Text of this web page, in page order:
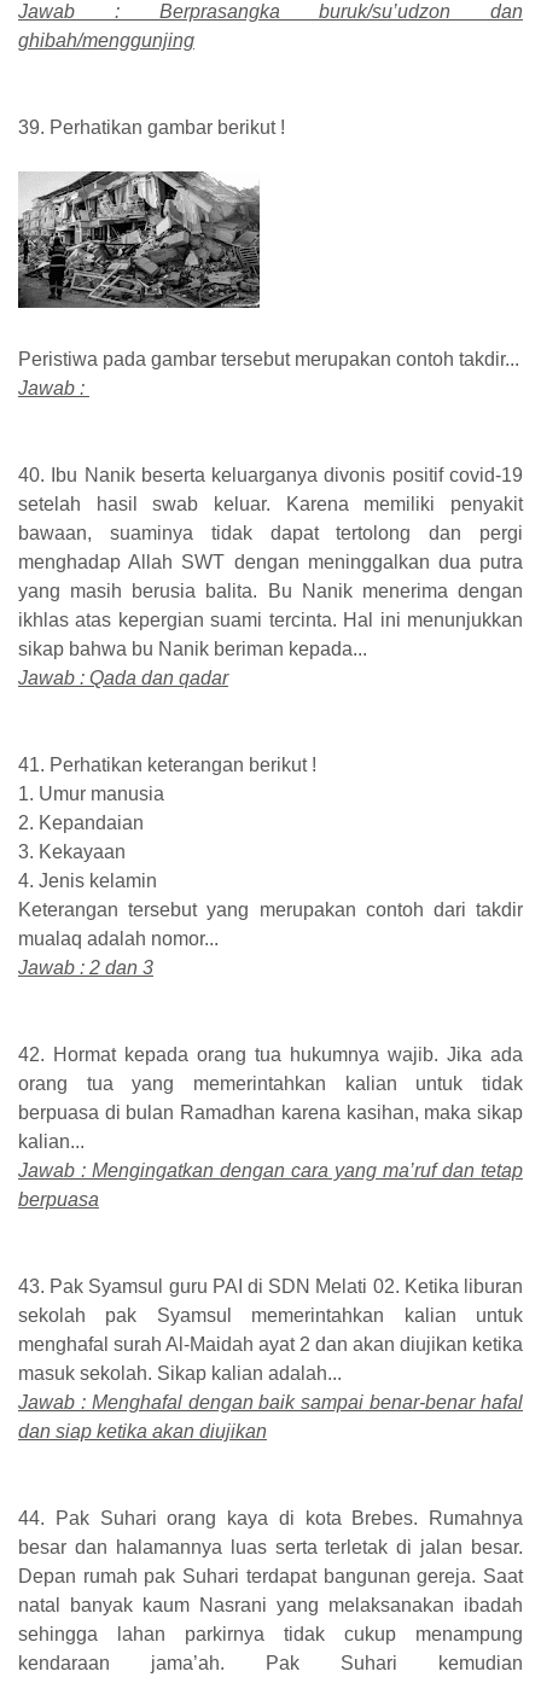
Jawab : Berprasangka buruk/su’udzon dan
ghibah/menggunjing
39. Perhatikan gambar berikut !
Peristiwa pada gambar tersebut merupakan contoh takdir...
Jawab :
40. Ibu Nanik beserta keluarganya divonis positif covid-19
setelah hasil swab keluar. Karena memiliki penyakit
bawaan, suaminya tidak dapat tertolong dan pergi
menghadap Allah SWT dengan meninggalkan dua putra
yang masih berusia balita. Bu Nanik menerima dengan
ikhlas atas kepergian suami tercinta. Hal ini menunjukkan
sikap bahwa bu Nanik beriman kepada...
Jawab : Qada dan qadar
41. Perhatikan keterangan berikut !
1. Umur manusia
2. Kepandaian
3. Kekayaan
4. Jenis kelamin
Keterangan tersebut yang merupakan contoh dari takdir
mualaq adalah nomor...
Jawab : 2 dan 3
42. Hormat kepada orang tua hukumnya wajib. Jika ada
orang tua yang memerintahkan kalian untuk tidak
berpuasa di bulan Ramadhan karena kasihan, maka sikap
kalian...
Jawab : Mengingatkan dengan cara yang ma’ruf dan tetap
berpuasa
43. Pak Syamsul guru PAI di SDN Melati 02. Ketika liburan
sekolah pak Syamsul memerintahkan kalian untuk
menghafal surah Al-Maidah ayat 2 dan akan diujikan ketika
masuk sekolah. Sikap kalian adalah...
Jawab : Menghafal dengan baik sampai benar-benar hafal
dan siap ketika akan diujikan
44. Pak Suhari orang kaya di kota Brebes. Rumahnya
besar dan halamannya luas serta terletak di jalan besar.
Depan rumah pak Suhari terdapat bangunan gereja. Saat
natal banyak kaum Nasrani yang melaksanakan ibadah
sehingga lahan parkirnya tidak cukup menampung
kendaraan jama’ah. Pak Suhari kemudian